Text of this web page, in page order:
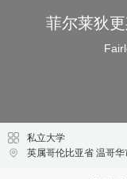
菲尔莱狄
私立大学
英属哥伦比亚省 温哥华